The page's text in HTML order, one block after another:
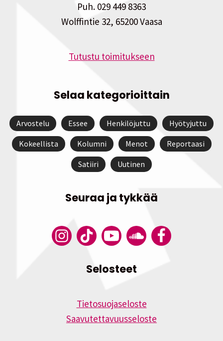
Puh. 029 449 8363
Wolffintie 32, 65200 Vaasa
Tutustu toimitukseen
Selaa kategorioittain
Arvostelu Essee Henkilöjuttu Hyötyjuttu
Kokeellista Kolumni Menot Reportaasi
Satiiri Uutinen
Seuraa ja tykkää
Selosteet
Tietosuojaseloste
Saavutettavuusseloste